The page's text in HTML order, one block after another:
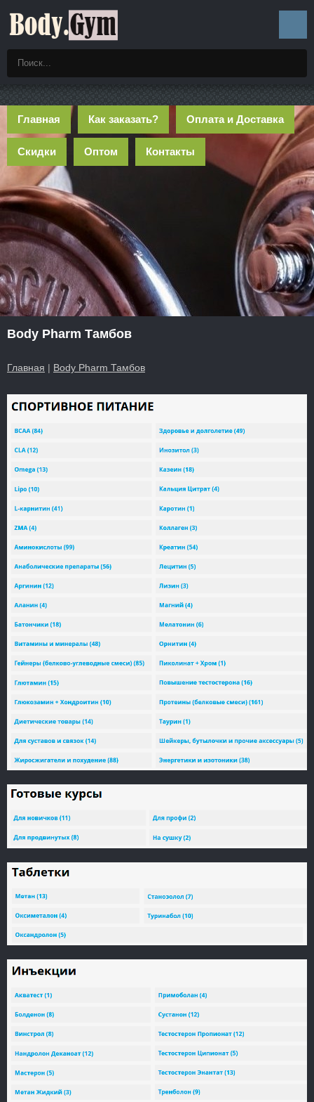
Главная Как заказать? Оплата и Доставка
Скидки Оптом Контакты
Body Pharm Тамбов
Главная | Body Pharm Тамбов